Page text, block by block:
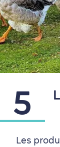
5
Les